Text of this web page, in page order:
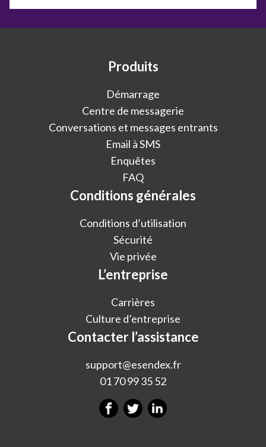
Produits
Démarrage
Centre de messagerie
Conversations et messages entrants
Email à SMS
Enquêtes
FAQ
Conditions générales
Conditions d’utilisation
Sécurité
Vie privée
L’entreprise
Carrières
Culture d’entreprise
Contacter l’assistance
support@esendex.fr
01 70 99 35 52